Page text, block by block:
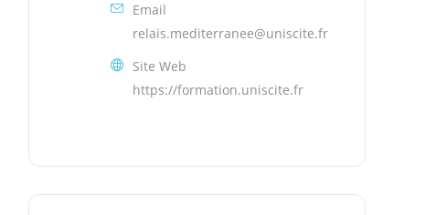
Email
relais.mediterranee@uniscite.fr
Site Web
https://formation.uniscite.fr